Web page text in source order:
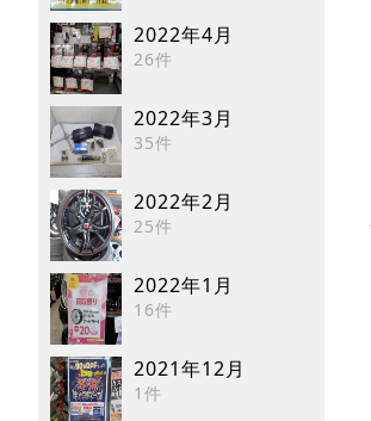
2022年4月
26件
2022年3月
35件
2022年2月
25件
2022年1月
16件
2021年12月
1件